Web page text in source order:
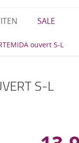
SALE
ouvert S-L
S-L